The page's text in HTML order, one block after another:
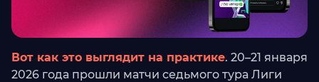
Вот как это выглядит на практике. 20–21 января
2026 года прошли матчи седьмого тура Лиги